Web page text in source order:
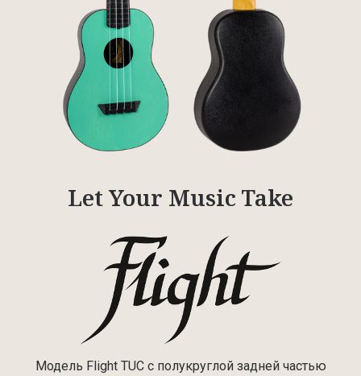
Let Your Music Take
Модель Flight TUC с полукруглой задней частью